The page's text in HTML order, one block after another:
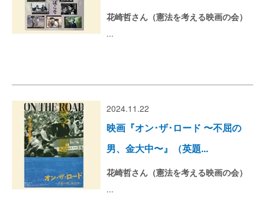
花崎哲さん（憲法を考える映画の会）
...
2024.11.22
映画『オン･ザ･ロード 〜不屈の
男、金大中〜』（英題...
花崎哲さん（憲法を考える映画の会）
...